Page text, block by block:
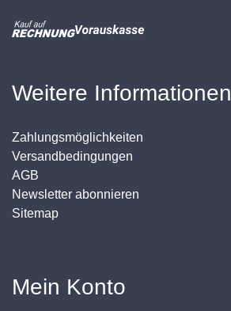
Weitere Informationen
Zahlungsmöglichkeiten
Versandbedingungen
AGB
Newsletter abonnieren
Sitemap
Mein Konto